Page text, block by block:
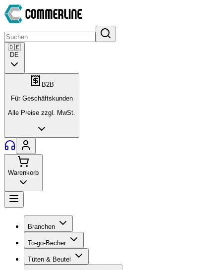
🇩🇪
DE
B2B
Für Geschäftskunden
Alle Preise zzgl. MwSt.
Warenkorb
Branchen
To-go-Becher
Tüten & Beutel